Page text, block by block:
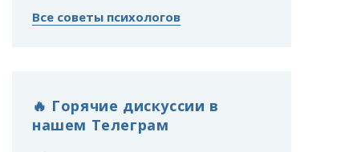
Все советы психологов
🔥 Горячие дискуссии в
нашем Телеграм